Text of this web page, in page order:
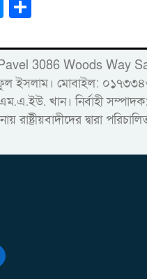
Messenger
Pavel 3086 Woods
ইসলাম। মোবাইল:
খান। নির্বাহী সম্পাদক:
দ্বারা